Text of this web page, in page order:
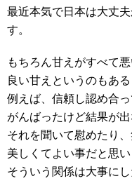
最近本気で日本は大丈
す。
もちろん甘えがすべて
良い甘えというのもある
例えば、信頼し認め合
がんばったけど結果が
それを聞いて慰めたり
美しくてよい事だと思い
そういう関係は大事に